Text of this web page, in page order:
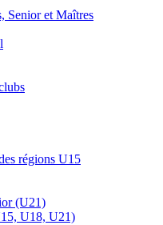
Senior et Maîtres
régions U15
(U21)
U18, U21)